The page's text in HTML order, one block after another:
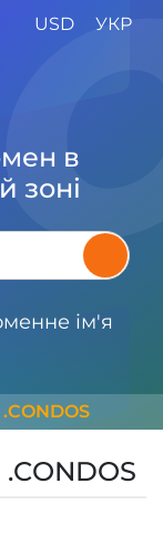
USD УКР
в
зоні
ім'я